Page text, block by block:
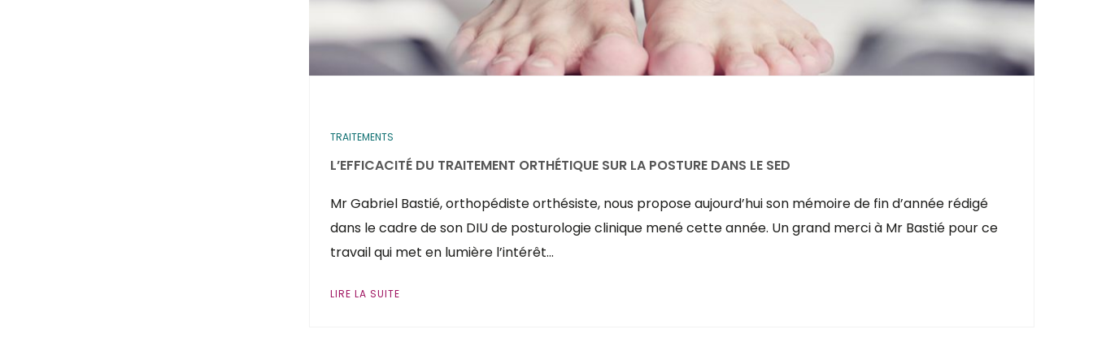
TRAITEMENTS
L’EFFICACITÉ DU TRAITEMENT ORTHÉTIQUE SUR LA POSTURE DANS LE SED
Mr Gabriel Bastié, orthopédiste orthésiste, nous propose aujourd’hui son mémoire de fin d’année rédigé
dans le cadre de son DIU de posturologie clinique mené cette année. Un grand merci à Mr Bastié pour ce
travail qui met en lumière l’intérêt…
LIRE LA SUITE